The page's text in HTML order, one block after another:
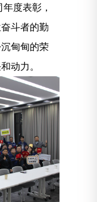
度表彰，
斗者的勤
甸甸的荣
动力。